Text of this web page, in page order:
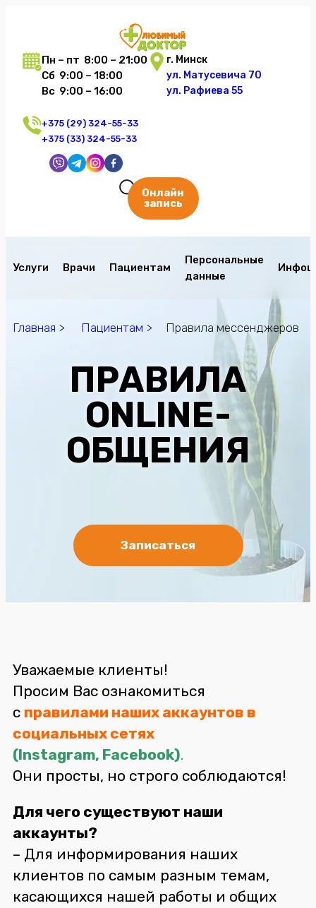
Пн – пт 8:00 – 21:00
Сб 9:00 – 18:00
Вс 9:00 – 16:00
г. Минск
ул. Матусевича 70
ул. Рафиева 55
+375 (29) 324-55-33
+375 (33) 324-55-33
Онлайн
запись
Услуги Врачи Пациентам
Персональные
данные
Главная > Пациентам > Правила мессенджеров
ПРАВИЛА
ONLINE-
ОБЩЕНИЯ
Записаться
Уважаемые клиенты!
Просим Вас ознакомиться
с правилами наших аккаунтов в
социальных сетях
(Instagram, Facebook).
Они просты, но строго соблюдаются!
Для чего существуют наши
аккаунты?
– Для информирования наших
клиентов по самым разным темам,
касающихся нашей работы и общих